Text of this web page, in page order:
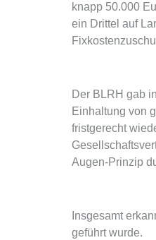
knapp 50.000
ein Drittel auf
Der BLRH gab
Einhaltung von
fristgerecht
Augen-Prinzip
Insgesamt
geführt wurde.